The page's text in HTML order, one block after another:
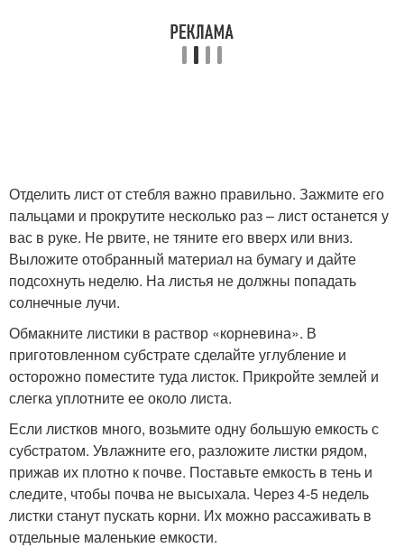
Отделить лист от стебля важно правильно. Зажмите его
пальцами и прокрутите несколько раз – лист останется у
вас в руке. Не рвите, не тяните его вверх или вниз.
Выложите отобранный материал на бумагу и дайте
подсохнуть неделю. На листья не должны попадать
солнечные лучи.
Обмакните листики в раствор «корневина». В
приготовленном субстрате сделайте углубление и
осторожно поместите туда листок. Прикройте землей и
слегка уплотните ее около листа.
Если листков много, возьмите одну большую емкость с
субстратом. Увлажните его, разложите листки рядом,
прижав их плотно к почве. Поставьте емкость в тень и
следите, чтобы почва не высыхала. Через 4-5 недель
листки станут пускать корни. Их можно рассаживать в
отдельные маленькие емкости.